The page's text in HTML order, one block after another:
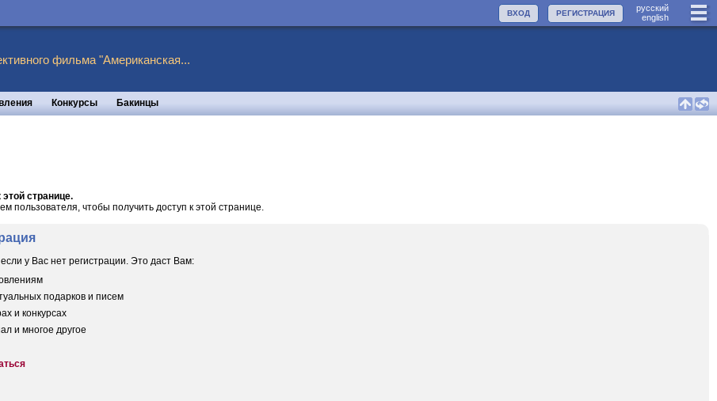
руccкий
english
РЕГИСТРАЦИЯ
ВХОД
фильма "Американская...
Конкурсы Бакинцы
странице.
чтобы получить доступ к этой странице.
у Вас нет регистрации. Это даст Вам:
подарков и писем
и конкурсах
и многое другое